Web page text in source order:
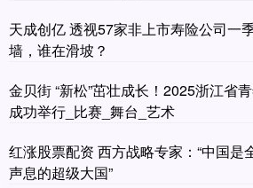
天成创亿 透视57家非上市寿险公司一
墙，谁在滑坡？
金贝街 “新松”茁壮成长！2025浙江省
成功举行_比赛_舞台_艺术
红涨股票配资 西方战略专家：“中国是
声息的超级大国”